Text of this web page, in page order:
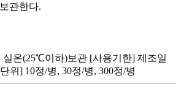
관한다.
실온(25℃이하)보관 [사용기한] 제조일
위] 10정/병, 30정/병, 300정/병